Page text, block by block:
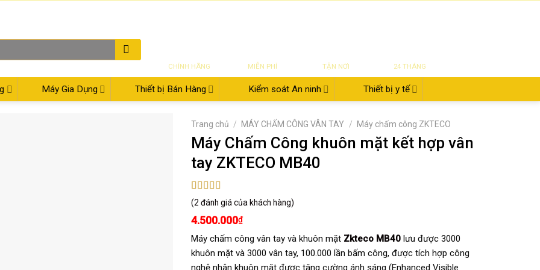
CHÍNH HÃNG
MIỄN PHÍ
TẬN NƠI
24 THÁNG
Máy Gia Dụng Thiết bị Bán Hàng Kiểm soát An ninh Thiết bị y tế
Trang chủ / MÁY CHẤM CÔNG VÂN TAY / Máy chấm công ZKTECO
Máy Chấm Công khuôn mặt kết hợp vân
tay ZKTECO MB40
5.00trên 5
dựa trên
2
đánh giá
(2 đánh giá của khách hàng)
4.500.000₫
Máy chấm công vân tay và khuôn mặt Zkteco MB40 lưu được 3000
khuôn mặt và 3000 vân tay, 100.000 lần bấm công, được tích hợp công
nghệ nhận khuôn mặt được tăng cường ánh sáng (Enhanced Visible